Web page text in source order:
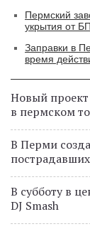
Пермский
укрытия от
Заправки в
время
Новый
в пермском
В Перми
В субботу в
DJ Smash